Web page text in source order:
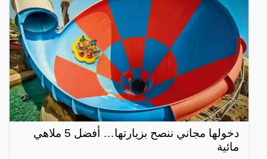
دخولها مجاني ننصح بزيارتها… أفضل 5 ملاهي
مائية